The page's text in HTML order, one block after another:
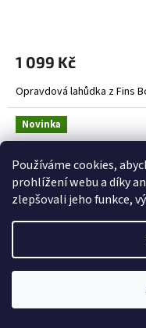
Používáme cookies,
prohlížení webu a díky
zlepšovali jeho funkce,
1 099 Kč
Opravdová lahůdka z Fins
Novinka